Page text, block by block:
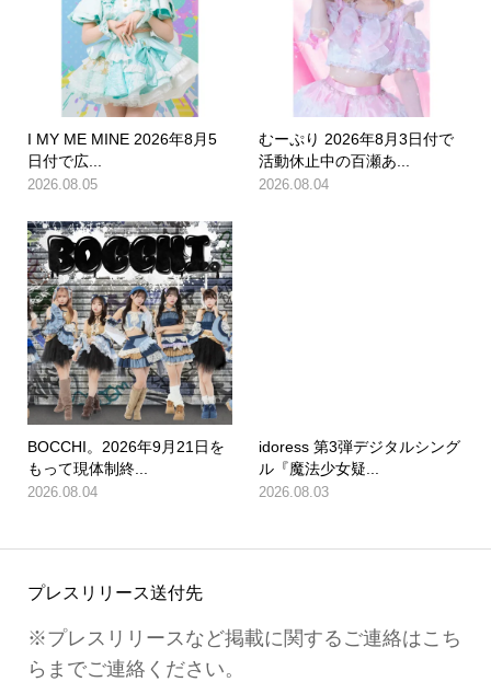
I MY ME MINE 2026年8月5
日付で広...
2026.08.05
むーぷり 2026年8月3日付で
活動休止中の百瀬あ...
2026.08.04
BOCCHI。2026年9月21日を
もって現体制終...
2026.08.04
idoress 第3弾デジタルシング
ル『魔法少女疑...
2026.08.03
プレスリリース送付先
※プレスリリースなど掲載に関するご連絡はこち
らまでご連絡ください。